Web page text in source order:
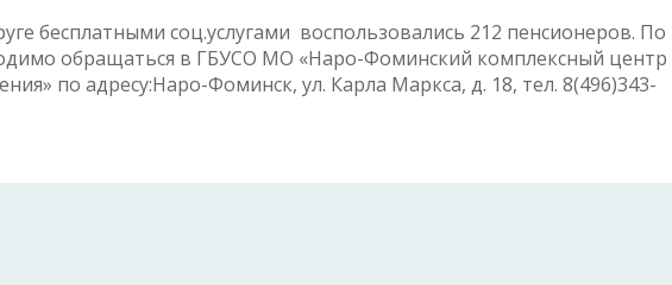
бесплатными соц.услугами воспользовались 212 пенсионеров. По
обращаться в ГБУСО МО «Наро-Фоминский комплексный центр
по адресу:Наро-Фоминск, ул. Карла Маркса, д. 18, тел. 8(496)343-